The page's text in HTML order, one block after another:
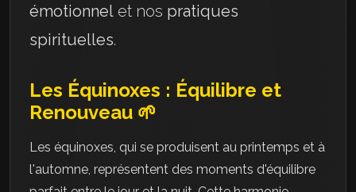
émotionnel et nos pratiques
spirituelles.
Les Équinoxes : Équilibre et
Renouveau 🌱
Les équinoxes, qui se produisent au printemps et à
l'automne, représentent des moments d'équilibre